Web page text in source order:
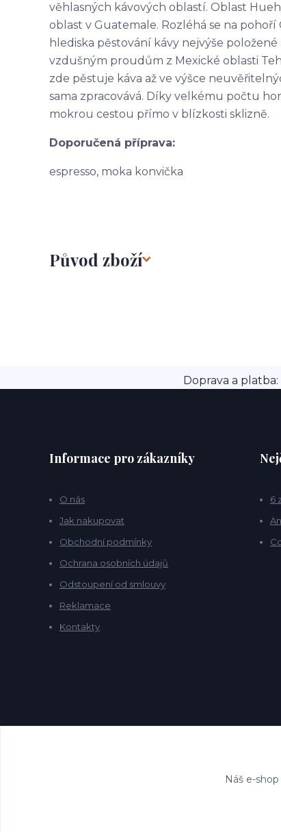
věhlasných kávových oblastí. Oblast
oblast v Guatemale. Rozléhá se na
hlediska pěstování kávy nejvýše
vzdušným proudům z Mexické oblasti
zde pěstuje káva až ve výšce
sama zpracovává. Díky velkému počtu
mokrou cestou přímo v blízkosti sklizně.
Doporučená příprava:
espresso, moka konvička
Původ zboží
Doprava a
Informace pro zákazníky
O nás
Jak nakupovat
Obchodní podmínky
Ochrana osobních údajů
Odstoupení od smlouvy
Reklamace
Kontakty
6
Náš e-